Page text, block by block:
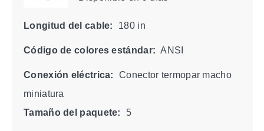
Longitud del cable: 180 in
Código de colores estándar: ANSI
Conexión eléctrica:
Conector termopar macho
miniatura
Tamaño del paquete:
5